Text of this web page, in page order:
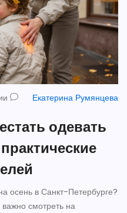
Екатерина Румянцева
одевать
осень в Санкт-Петербурге?
смотреть на